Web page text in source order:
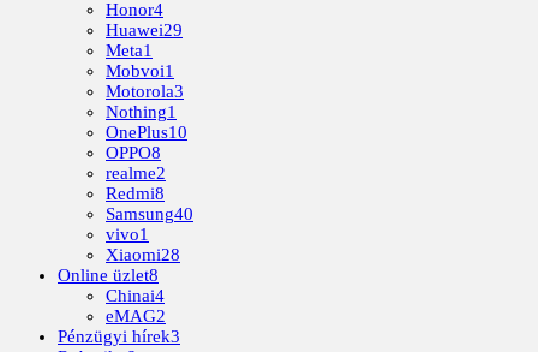
Honor4
Huawei29
Meta1
Mobvoi1
Motorola3
Nothing1
OnePlus10
OPPO8
realme2
Redmi8
Samsung40
vivo1
Xiaomi28
Online üzlet8
Chinai4
eMAG2
Pénzügyi hírek3